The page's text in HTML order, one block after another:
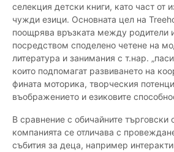
селекция детски книги, като част от
чужди езици. Основната цел на
поощрява връзката между родители
посредством споделено четене на
литература и занимания с т.нар.
които подпомагат развиването на
фината моторика, творческия
въображението и езиковите
В сравнение с обичайните търговски
компанията се отличава с
събития за деца, например